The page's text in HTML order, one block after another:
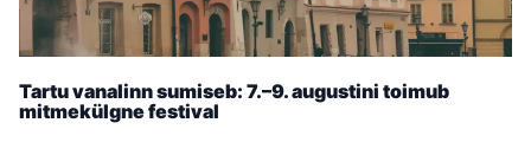
Tartu vanalinn sumiseb: 7.–9. augustini toimub
mitmekülgne festival